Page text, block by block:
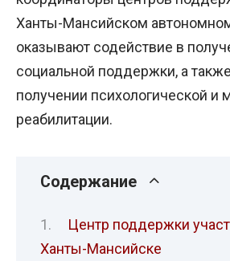
Ханты-Мансийском
оказывают содействие в
социальной поддержки, а
получении психологической и
реабилитации.
Содержание
Центр поддержки
Ханты-Мансийске